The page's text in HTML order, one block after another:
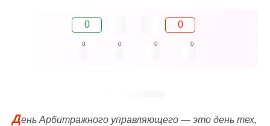
0 0
0 0 0 0
День Арбитражного управляющего — это день тех,